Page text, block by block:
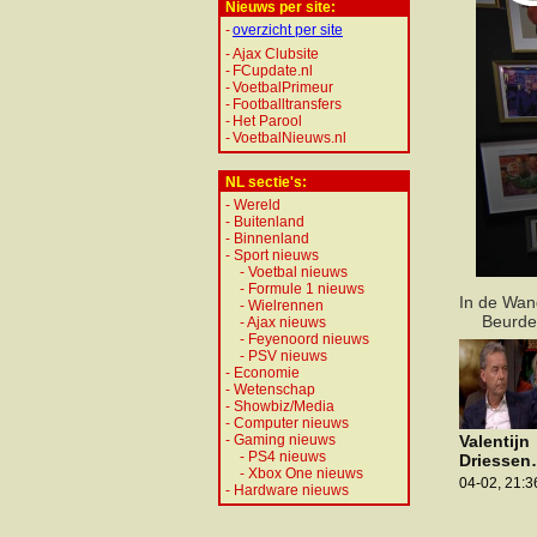
Nieuws per site:
-overzicht per site
-Ajax Clubsite
- FCupdate.nl
-VoetbalPrimeur
- Footballtransfers
- Het Parool
-VoetbalNieuws.nl
NL sectie's:
- Wereld
- Buitenland
- Binnenland
- Sport nieuws
- Voetbal nieuws
- Formule 1 nieuws
- Wielrennen
-Ajax nieuws
- Feyenoord nieuws
- PSV nieuws
- Economie
- Wetenschap
- Showbiz/Media
- Computer nieuws
- Gaming nieuws
- PS4 nieuws
- Xbox One nieuws
- Hardware nieuws
In de
Valentijn
Driessen
reageert
04-02,